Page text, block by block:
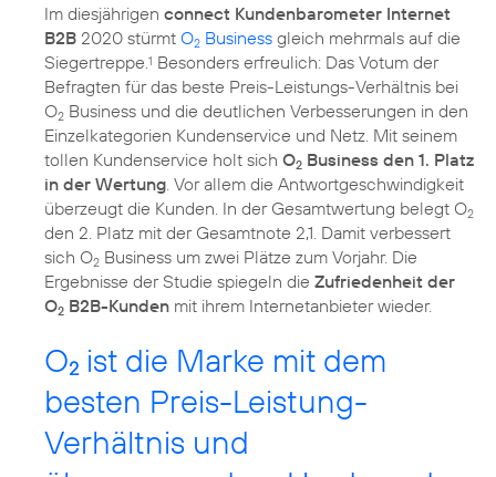
Im diesjährigen connect Kundenbarometer Internet
B2B 2020 stürmt O2 Business gleich mehrmals auf die
Siegertreppe. 1 Besonders erfreulich: Das Votum der
Befragten für das beste Preis-Leistungs-Verhältnis bei
O2 Business und die deutlichen Verbesserungen in den
Einzelkategorien Kundenservice und Netz. Mit seinem
tollen Kundenservice holt sich O2 Business den 1. Platz
in der Wertung . Vor allem die Antwortgeschwindigkeit
überzeugt die Kunden. In der Gesamtwertung belegt O2
den 2. Platz mit der Gesamtnote 2,1. Damit verbessert
sich O2 Business um zwei Plätze zum Vorjahr. Die
Ergebnisse der Studie spiegeln die Zufriedenheit der
O2 B2B-Kunden mit ihrem Internetanbieter wieder.
O2 ist die Marke mit dem
besten Preis-Leistung-
Verhältnis und